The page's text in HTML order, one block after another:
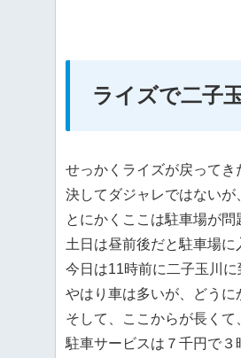
ライズで二子
せっかくライズが戻ってき
決してダジャレではないが
とにかくここは駐車場が問
土日は昼前後だと駐車場に
今日は11時前に二子玉川に
やはり車は多いが、どうに
そして、ここからが長くて
駐車サービスは７千円で３